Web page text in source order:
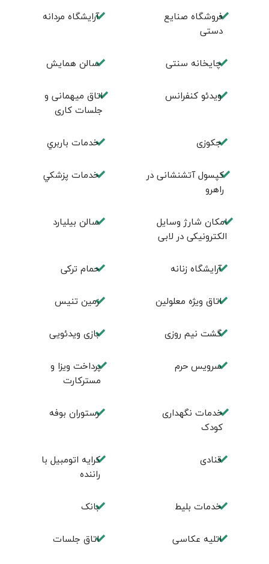
فروشگاه صنايع
دستی
آرايشگاه مردانه
چايخانه سنتی سالن همايش
ويدئو كنفرانس
اتاق ميهمانی و
جلسات كاری
جكوزی خدمات باربري
کپسول آتشنشانی در
راهرو
خدمات پزشكي
امكان شارژ وسايل
الكترونيكی در لابی
سالن بيليارد
آرايشگاه زنانه حمام تركی
اتاق ويژه معلولين زمين تنيس
گشت نیم روزی بازی ویدئویی
سرویس حرم
پرداخت ویزا و
مسترکارت
خدمات نگهداری
کودک
رستوران بوفه
قنادی
کرایه اتومبیل با
راننده
خدمات بلیط بانک
اتلیه عکاسی اتاق جلسات